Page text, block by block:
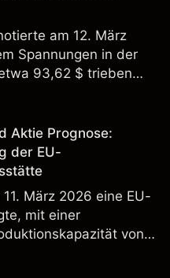
am 12. März
Spannungen in der
93,62 $ trieben
4,4% stieg. Die
Ergebnisse.
Aktie Prognose:
der EU-
März 2026 eine EU-
mit einer
von
2026. Die